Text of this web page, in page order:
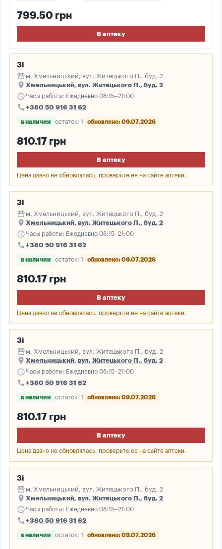
799.50 грн
В аптеку
3і
storefront м. Хмельницький, вул. Житецького П., буд. 2
place Хмельницький, вул. Житецького П., буд. 2
scheduleЧасы работы: Ежедневно 08:15–21:00
call +380 50 916 31 62
в наличии остаток: 1 обновлено: 09.07.2026
810.17 грн
В аптеку
Цена давно не обновлялась, проверьте ее на сайте аптеки.
3і
storefront м. Хмельницький, вул. Житецького П., буд. 2
place Хмельницький, вул. Житецького П., буд. 2
scheduleЧасы работы: Ежедневно 08:15–21:00
call +380 50 916 31 62
в наличии остаток: 1 обновлено: 09.07.2026
810.17 грн
В аптеку
Цена давно не обновлялась, проверьте ее на сайте аптеки.
3і
storefront м. Хмельницький, вул. Житецького П., буд. 2
place Хмельницький, вул. Житецького П., буд. 2
scheduleЧасы работы: Ежедневно 08:15–21:00
call +380 50 916 31 62
в наличии остаток: 1 обновлено: 09.07.2026
810.17 грн
В аптеку
Цена давно не обновлялась, проверьте ее на сайте аптеки.
3і
storefront м. Хмельницький, вул. Житецького П., буд. 2
place Хмельницький, вул. Житецького П., буд. 2
scheduleЧасы работы: Ежедневно 08:15–21:00
call +380 50 916 31 62
в наличии остаток: 1 обновлено: 09.07.2026